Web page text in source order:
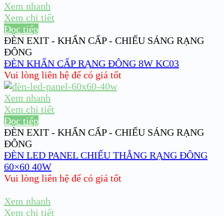
Xem nhanh
Xem chi tiết
Đọc tiếp
ĐÈN EXIT - KHẨN CẤP - CHIẾU SÁNG RẠNG
ĐÔNG
ĐÈN KHẨN CẤP RẠNG ĐÔNG 8W KC03
Vui lòng liên hệ để có giá tốt
Xem nhanh
Xem chi tiết
Đọc tiếp
ĐÈN EXIT - KHẨN CẤP - CHIẾU SÁNG RẠNG
ĐÔNG
ĐÈN LED PANEL CHIẾU THẲNG RẠNG ĐÔNG
60×60 40W
Vui lòng liên hệ để có giá tốt
Xem nhanh
Xem chi tiết